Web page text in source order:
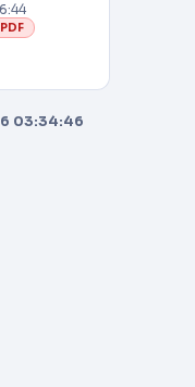
PDF
03:34:46